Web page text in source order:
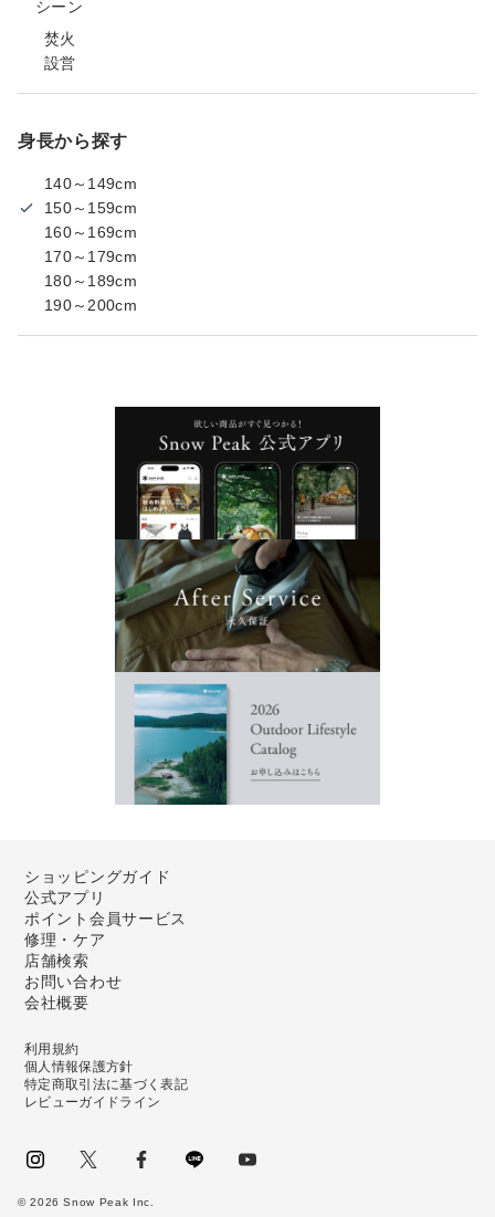
シーン
焚火
設営
身長から探す
140～149cm
150～159cm
160～169cm
170～179cm
180～189cm
190～200cm
ショッピングガイド
公式アプリ
ポイント会員サービス
修理・ケア
店舗検索
お問い合わせ
会社概要
利用規約
個人情報保護方針
特定商取引法に基づく表記
レビューガイドライン
©2026 Snow Peak Inc.